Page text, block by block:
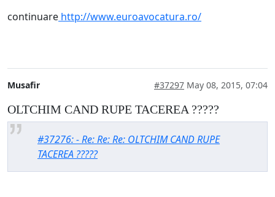
continuare http://www.euroavocatura.ro/
Musafir #37297 May 08, 2015, 07:04
OLTCHIM CAND RUPE TACEREA ?????
#37276: - Re: Re: Re: OLTCHIM CAND RUPE
TACEREA ?????